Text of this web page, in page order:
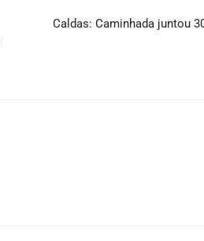
Caldas: Caminhada juntou